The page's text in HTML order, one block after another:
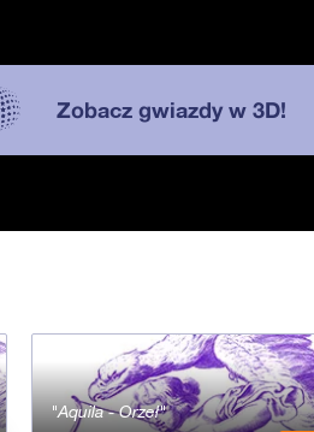
Zobacz gwiazdy w 3D!
Aquila - Orzeł